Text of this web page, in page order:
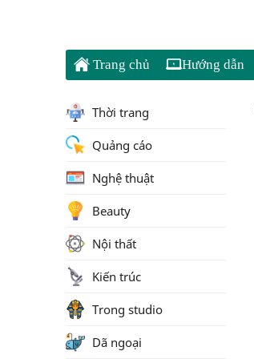
Trang chủ Hướng dẫn
Thời trang
Quảng cáo
Nghệ thuật
Beauty
Nội thất
Kiến trúc
Trong studio
Dã ngoại